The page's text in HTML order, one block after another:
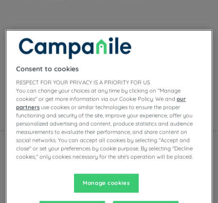
Unsere Hotels in Avignon
Genießen Sie den Komfort der Campanile-Zimmer in
Avignon. Je nach Hotel finden Sie Privatparkplätze,
Selbstbedienungsbuffets oder À-la-carte-Gerichten
sowie Abendunterhaltung.
Liste Karte
Consent to cookies
RESPECT FOR YOUR PRIVACY IS A PRIORITY FOR US
You can change your choices at any time by clicking on "Manage
cookies" or get more information via our Cookie Policy. We andour
partners use cookies or similar technologies to ensure the proper
functioning and security of the site, improve your experience, offer you
personalized advertising and content, produce statistics and audience
measurements to evaluate their performance, and share content on
social networks. You can accept all cookies by selecting "Accept and
close" or set your preferences by cookie purpose. By selecting "Decline
cookies," only cookies necessary for the site's operation will be placed.
Manage cookies